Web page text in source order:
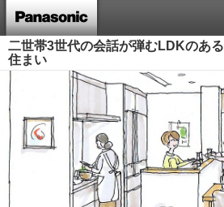
二世帯3世代の会話が弾むLDKのある
住まい